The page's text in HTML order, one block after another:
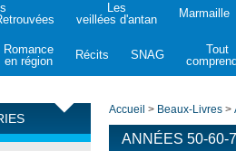
Les
veillées d'antan
Marmaille
Romance
en région
Récits SNAG
Tout
Accueil > Beaux-Livres >
ANNÉES 50-60-